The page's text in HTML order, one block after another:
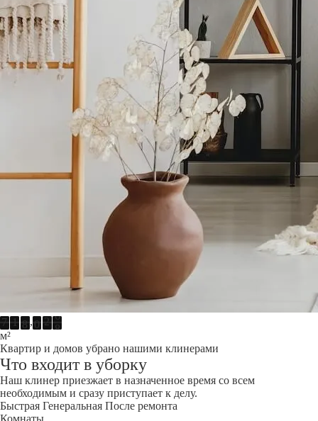
7 1 8,0 3 6
м²
Квартир и домов убрано нашими клинерами
Что входит в уборку
Наш клинер приезжает в назначенное время со всем
необходимым и сразу приступает к делу.
Быстрая Генеральная После ремонта